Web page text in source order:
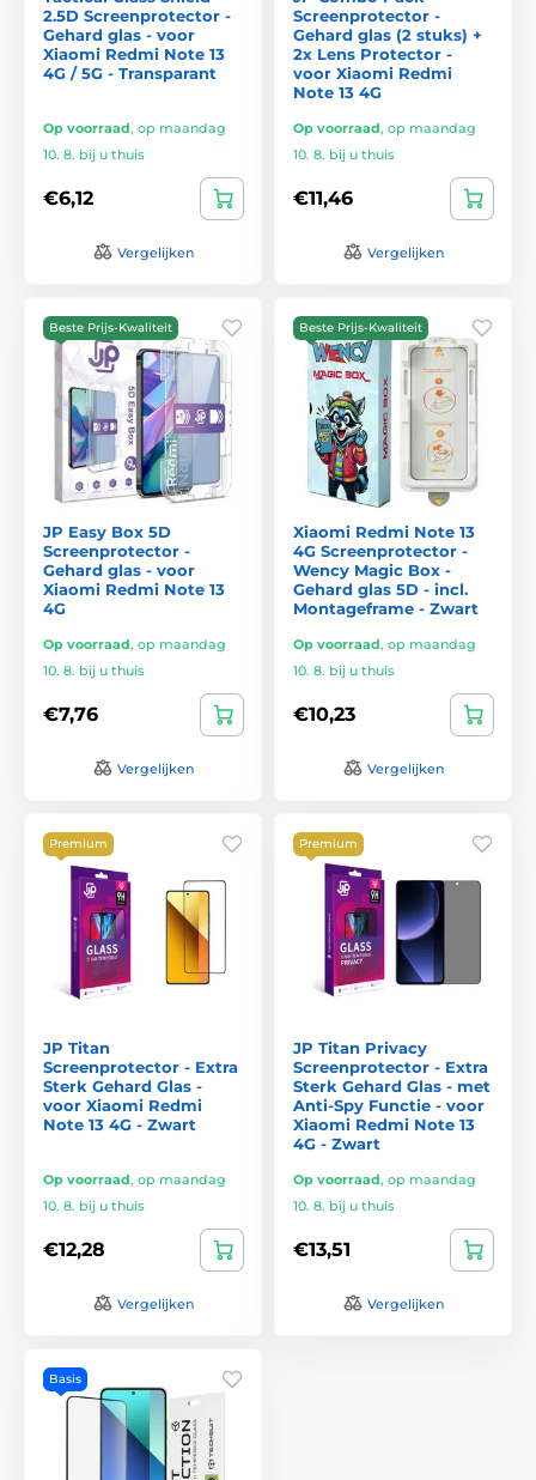
2.5D Screenprotector -
Gehard glas - voor
Xiaomi Redmi Note 13
4G / 5G - Transparant
Op voorraad, op maandag
10. 8. bij u thuis
€6,12
Vergelijken
Screenprotector -
Gehard glas (2 stuks) +
2x Lens Protector -
voor Xiaomi Redmi
Note 13 4G
Op voorraad, op maandag
10. 8. bij u thuis
€11,46
Vergelijken
Beste Prijs-Kwaliteit
JP Easy Box 5D
Screenprotector -
Gehard glas - voor
Xiaomi Redmi Note 13
4G
Op voorraad, op maandag
10. 8. bij u thuis
€7,76
Vergelijken
Beste Prijs-Kwaliteit
Xiaomi Redmi Note 13
4G Screenprotector -
Wency Magic Box -
Gehard glas 5D - incl.
Montageframe - Zwart
Op voorraad, op maandag
10. 8. bij u thuis
€10,23
Vergelijken
Premium
JP Titan
Screenprotector - Extra
Sterk Gehard Glas -
voor Xiaomi Redmi
Note 13 4G - Zwart
Op voorraad, op maandag
10. 8. bij u thuis
€12,28
Vergelijken
Premium
JP Titan Privacy
Screenprotector - Extra
Sterk Gehard Glas - met
Anti-Spy Functie - voor
Xiaomi Redmi Note 13
4G - Zwart
Op voorraad, op maandag
10. 8. bij u thuis
€13,51
Vergelijken
Basis